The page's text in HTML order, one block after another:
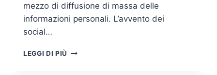
mezzo di diffusione di massa delle
informazioni personali. L’avvento dei
social…
LEGGI DI PIÙ LA